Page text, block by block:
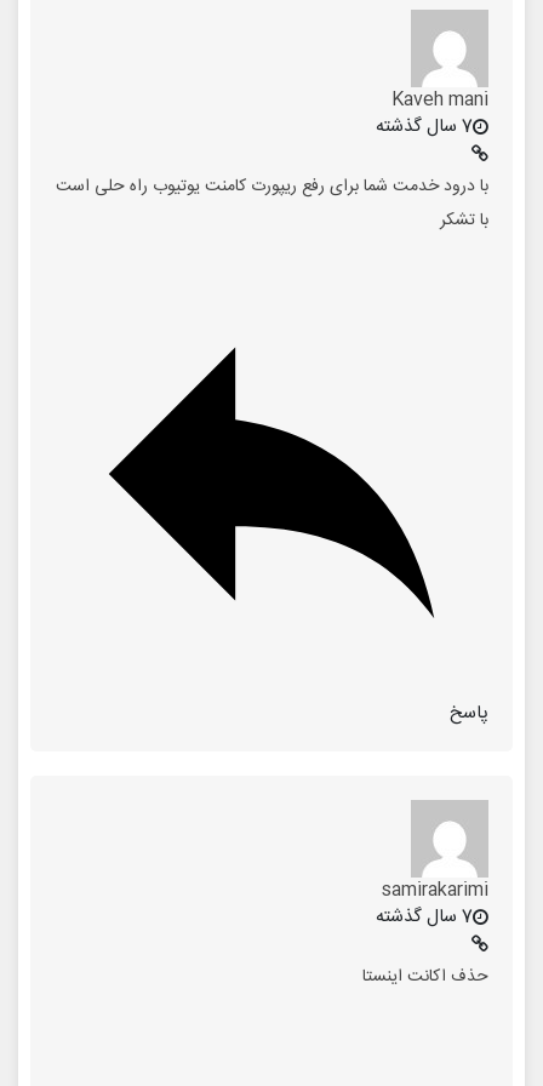
Kaveh mani
7 سال گذشته
با درود خدمت شما برای رفع ریپورت کامنت یوتیوب راه حلی است
با تشکر
پاسخ
samirakarimi
7 سال گذشته
حذف اکانت اینستا